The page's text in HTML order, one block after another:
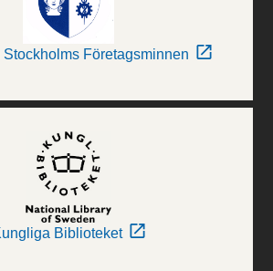
Stockholms Företagsminnen
Biblioteket